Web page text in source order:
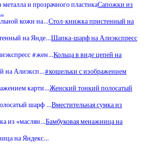
Сапожки из
Стол-книжка пристенный на
Шапка-шарф на Алиэкспресс
Кольца в виде цепей на
#кошельки с изображением
Женский тонкий полосатый
Вместительная сумка из
Бамбуковая менажница на